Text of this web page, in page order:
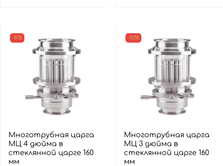
-8%
Многотрубная царга
МЦ 4 дюйма в
стеклянной царге 160
мм
-10%
Многотрубная царга
МЦ 3 дюйма в
стеклянной царге 160
мм